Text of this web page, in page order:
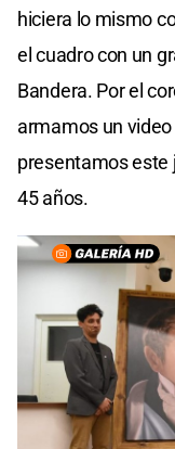
hiciera lo mismo
el cuadro con un
Bandera. Por el
armamos un
presentamos este
45 años.